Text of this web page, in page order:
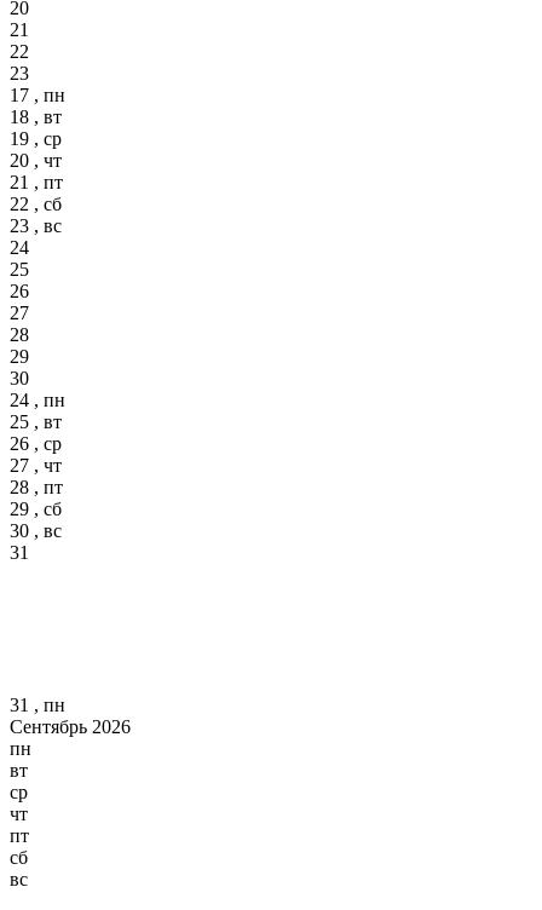
20
21
22
23
17 , пн
18 , вт
19 , ср
20 , чт
21 , пт
22 , сб
23 , вс
24
25
26
27
28
29
30
24 , пн
25 , вт
26 , ср
27 , чт
28 , пт
29 , сб
30 , вс
31
31 , пн
Сентябрь 2026
пн
вт
ср
чт
пт
сб
вс